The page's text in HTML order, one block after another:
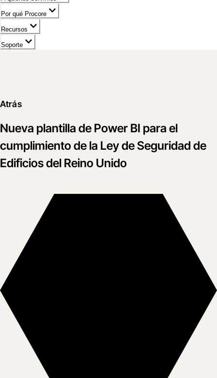
Por qué Procore
Recursos
Soporte
Atrás
Nueva plantilla de Power BI para el
cumplimiento de la Ley de Seguridad de
Edificios del Reino Unido